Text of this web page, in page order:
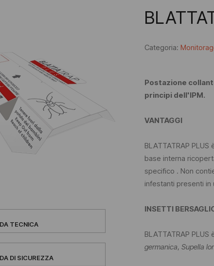
TECNICA
DI SICUREZZA
Categoria:
Postazione
principi dell'IPM.
VANTAGGI
BLATTATRAP
base interna
specifico . Non
infestanti presenti
INSETTI
BLATTATRAP
germanica, Supella